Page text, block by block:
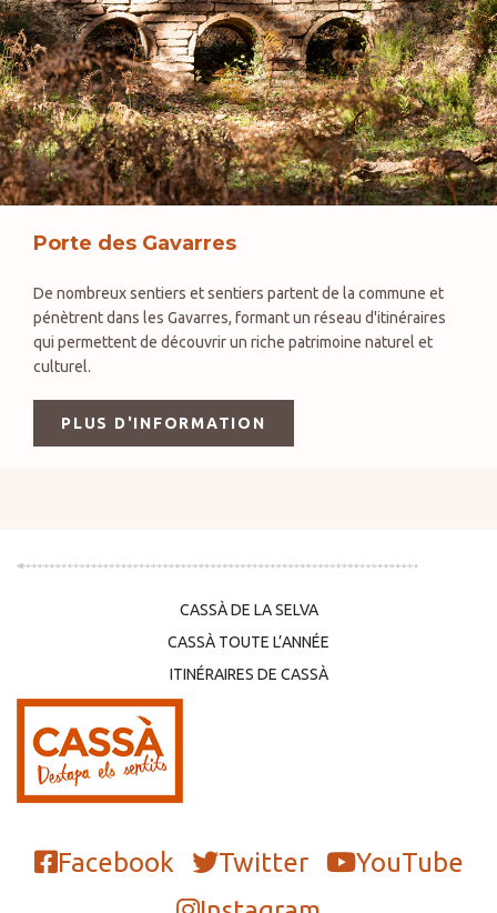
Porte des Gavarres
De nombreux sentiers et sentiers partent de la commune et
pénètrent dans les Gavarres, formant un réseau d'itinéraires
qui permettent de découvrir un riche patrimoine naturel et
culturel.
PLUS D'INFORMATION
CASSÀ DE LA SELVA
CASSÀ TOUTE L’ANNÉE
ITINÉRAIRES DE CASSÀ
Facebook Twitter
YouTube